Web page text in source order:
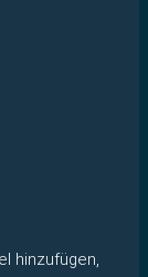
hinzufügen,